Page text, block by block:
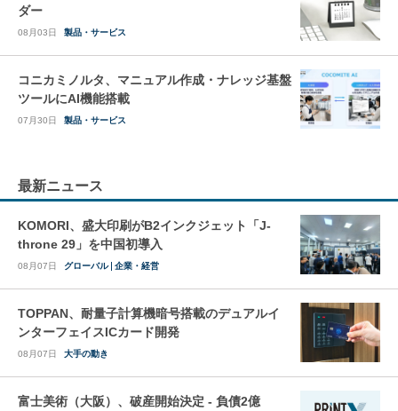
ダー
08月03日 製品・サービス
コニカミノルタ、マニュアル作成・ナレッジ基盤
ツールにAI機能搭載
07月30日 製品・サービス
最新ニュース
KOMORI、盛大印刷がB2インクジェット「J-
throne 29」を中国初導入
08月07日 グローバル 企業・経営
TOPPAN、耐量子計算機暗号搭載のデュアルイ
ンターフェイスICカード開発
08月07日 大手の動き
富士美術（大阪）、破産開始決定 - 負債2億